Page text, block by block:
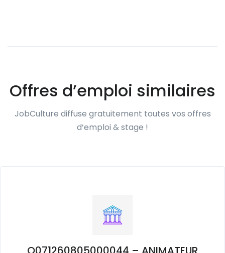
Offres d’emploi similaires
JobCulture diffuse gratuitement toutes vos offres
d’emploi & stage !